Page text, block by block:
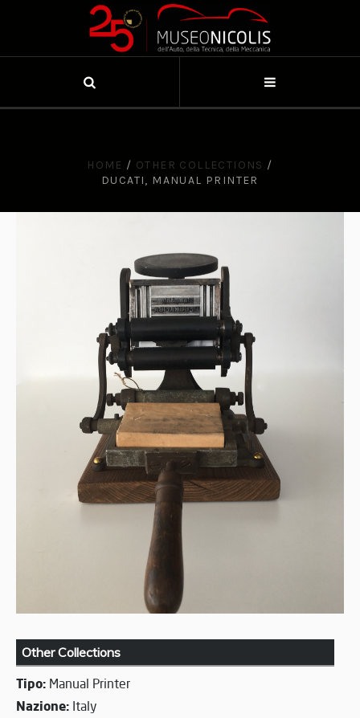
HOME / OTHER COLLECTIONS /
DUCATI, MANUAL PRINTER
Other Collections
Tipo: Manual Printer
Nazione: Italy